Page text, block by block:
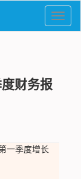
财务报
一季度增长